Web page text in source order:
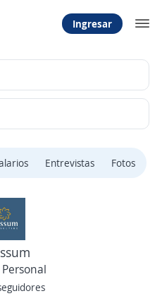
Ingresar
Entrevistas Fotos